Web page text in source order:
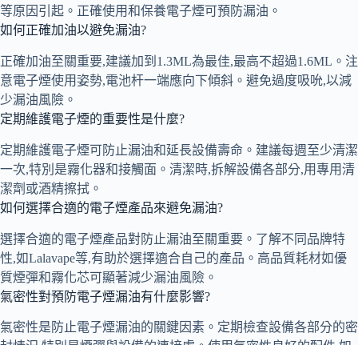
等原因引起。正確使用和保養電子煙可預防漏油。
如何正確加油以避免漏油?
正確加油至關重要,建議加到1.3ML為最佳,最高不超過1.6ML。注
意電子煙使用姿勢,電池杆一端應向下傾斜。避免過度吸吮,以減
少漏油風險。
定期維護電子煙的重要性是什麼?
定期維護電子煙可防止漏油和延長設備壽命。建議每週至少清潔
一次,特別是霧化器和接觸面。清潔時,拆解設備各部分,用專用清
潔劑或酒精擦拭。
如何選擇合適的電子煙產品來避免漏油?
選擇合適的電子煙產品對防止漏油至關重要。了解不同品牌特
性,如Lalavape等,有助於選擇適合自己的產品。高品質耗材如優
質煙彈和霧化芯可顯著減少漏油風險。
氣密性對預防電子煙漏油有什麼影響?
氣密性是防止電子煙漏油的關鍵因素。定期檢查設備各部分的密